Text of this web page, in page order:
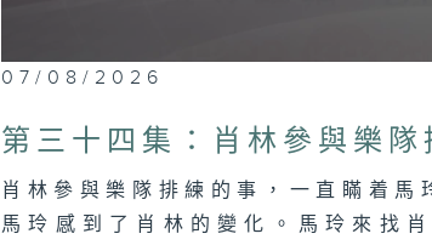
07/08/2026
第三十四集：肖林參與樂隊
肖林參與樂隊排練的事，一直瞞着馬
馬玲感到了肖林的變化。馬玲來找